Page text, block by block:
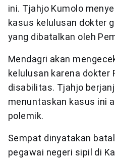
ini. Tjahjo Kumolo
kasus kelulusan dokter
yang dibatalkan oleh
Mendagri akan
kelulusan karena dokter
disabilitas. Tjahjo
menuntaskan kasus ini
polemik.
Sempat dinyatakan
pegawai negeri sipil di